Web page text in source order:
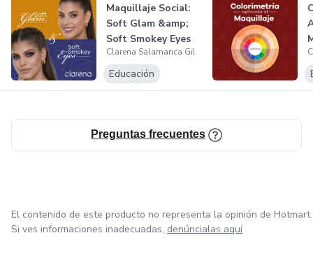
Maquillaje Social:
Soft Glam &amp;
Soft Smokey Eyes
Clarena Salamanca Gil
Educación
Preguntas frecuentes
El contenido de este producto no representa la opinión de Hotmart.
Si ves informaciones inadecuadas, denúncialas aquí